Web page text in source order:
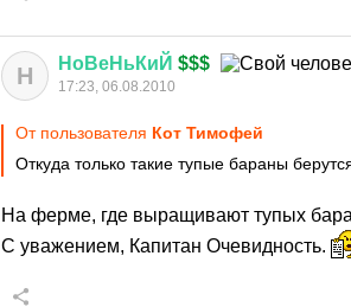
Н НоВеНьКиЙ $$$
17:23, 06.08.2010
От пользователя Кот Тимофей
Откуда только такие тупые бараны
На ферме, где выращивают тупых
С уважением, Капитан Очевидность.